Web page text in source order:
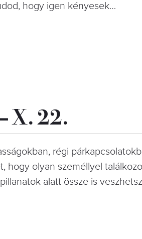
hogy igen kényesek…
X. 22.
régi
hogy olyan személlyel
alatt össze is